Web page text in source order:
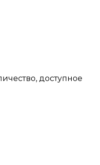
доступное